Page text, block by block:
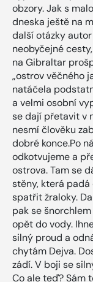
obzory. Jak s
dneska ještě na
další otázky
neobyčejné
na Gibraltar
„ostrov věčného
natáčela
a velmi osobní
se dají přetavit v
nesmí člověku
dobré konce.Po
odkotvujeme a
ostrova. Tam se
stěny, která padá
spatřit žraloky.
pak se
opět do vody.
silný proud a
chytám Dejva.
zádí. V boji se
Co ale teď? Sám